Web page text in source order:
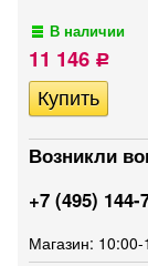
В наличии
11 146 Р
Возникли
+7 (495) 144-
Магазин: